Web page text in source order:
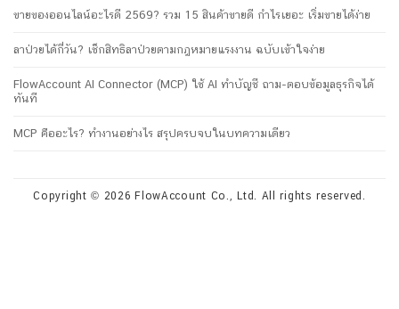
ขายของออนไลน์อะไรดี 2569? รวม 15 สินค้าขายดี กำไรเยอะ เริ่มขายได้ง่าย
ลาป่วยได้กี่วัน? เช็กสิทธิลาป่วยตามกฎหมายแรงงาน ฉบับเข้าใจง่าย
FlowAccount AI Connector (MCP) ใช้ AI ทำบัญชี ถาม-ตอบข้อมูลธุรกิจได้
ทันที
MCP คืออะไร? ทำงานอย่างไร สรุปครบจบในบทความเดียว
Copyright © 2026 FlowAccount Co., Ltd. All rights reserved.